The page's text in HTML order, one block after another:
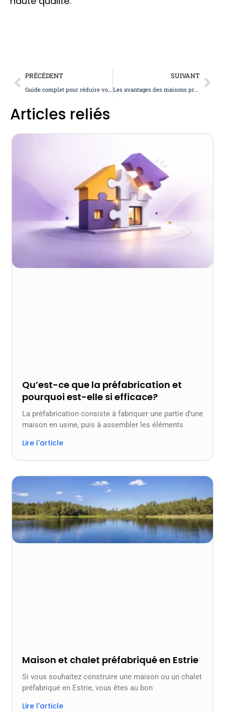
PRÉCÉDENT SUIVANT
Les avantages des maisons préfabriquées en 2026
Articles reliés
Qu’est-ce que la préfabrication et
pourquoi est-elle si efficace?
La préfabrication consiste à fabriquer une partie d’une
maison en usine, puis à assembler les éléments
Lire l'article
Maison et chalet préfabriqué en Estrie
Si vous souhaitez construire une maison ou un chalet
préfabriqué en Estrie, vous êtes au bon
Lire l'article